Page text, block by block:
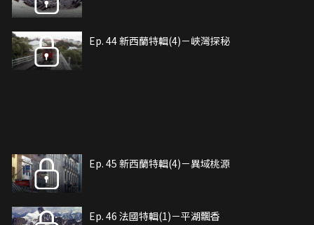
Ep. 44 新西蘭特輯(4)－峽灣探秘
Ep. 45 新西蘭特輯(4)－異域桃源
Ep. 46 法國特輯(1)－平湖飄香